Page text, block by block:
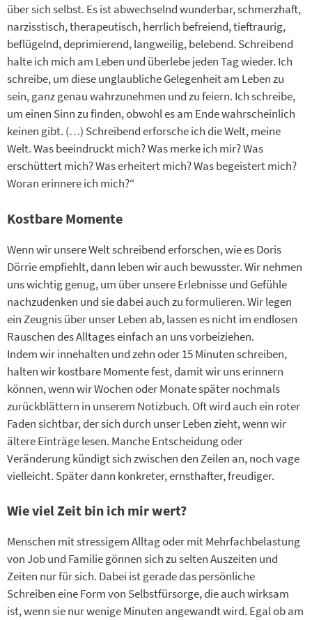
über sich selbst. Es ist abwechselnd wunderbar, schmerzhaft,
narzisstisch, therapeutisch, herrlich befreiend, tieftraurig,
beflügelnd, deprimierend, langweilig, belebend. Schreibend
halte ich mich am Leben und überlebe jeden Tag wieder. Ich
schreibe, um diese unglaubliche Gelegenheit am Leben zu
sein, ganz genau wahrzunehmen und zu feiern. Ich schreibe,
um einen Sinn zu finden, obwohl es am Ende wahrscheinlich
keinen gibt. (…) Schreibend erforsche ich die Welt, meine
Welt. Was beeindruckt mich? Was merke ich mir? Was
erschüttert mich? Was erheitert mich? Was begeistert mich?
Woran erinnere ich mich?“
Kostbare Momente
Wenn wir unsere Welt schreibend erforschen, wie es Doris
Dörrie empfiehlt, dann leben wir auch bewusster. Wir nehmen
uns wichtig genug, um über unsere Erlebnisse und Gefühle
nachzudenken und sie dabei auch zu formulieren. Wir legen
ein Zeugnis über unser Leben ab, lassen es nicht im endlosen
Rauschen des Alltages einfach an uns vorbeiziehen.
Indem wir innehalten und zehn oder 15 Minuten schreiben,
halten wir kostbare Momente fest, damit wir uns erinnern
können, wenn wir Wochen oder Monate später nochmals
zurückblättern in unserem Notizbuch. Oft wird auch ein roter
Faden sichtbar, der sich durch unser Leben zieht, wenn wir
ältere Einträge lesen. Manche Entscheidung oder
Veränderung kündigt sich zwischen den Zeilen an, noch vage
vielleicht. Später dann konkreter, ernsthafter, freudiger.
Wie viel Zeit bin ich mir wert?
Menschen mit stressigem Alltag oder mit Mehrfachbelastung
von Job und Familie gönnen sich zu selten Auszeiten und
Zeiten nur für sich. Dabei ist gerade das persönliche
Schreiben eine Form von Selbstfürsorge, die auch wirksam
ist, wenn sie nur wenige Minuten angewandt wird. Egal ob am